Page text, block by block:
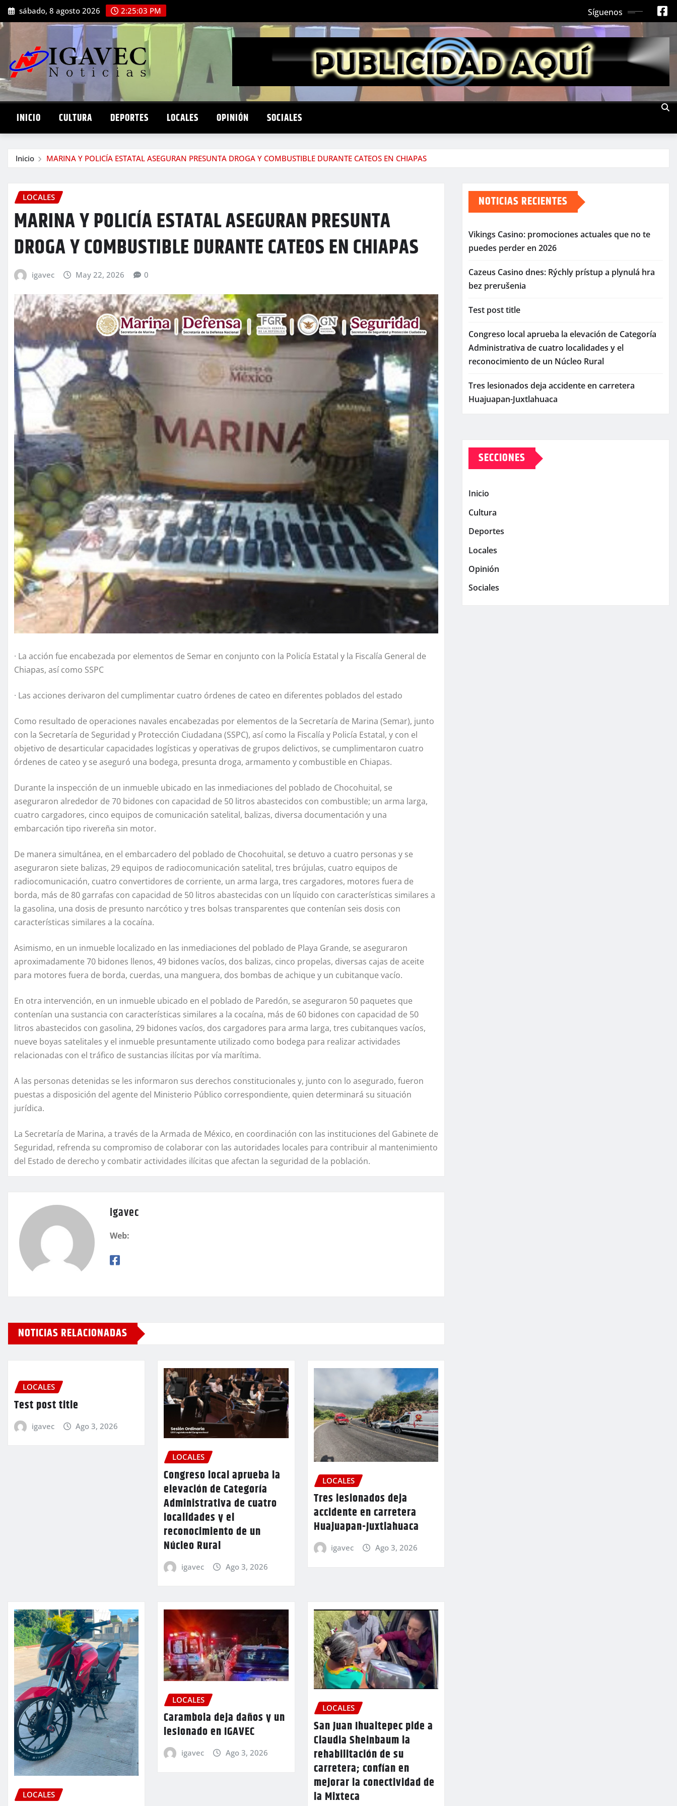
Saltar
al
contenido
sábado, 8 agosto 2026 2:25:05 PM Síguenos
INICIO CULTURA DEPORTES LOCALES OPINIÓN SOCIALES
Inicio MARINA Y POLICÍA ESTATAL ASEGURAN PRESUNTA DROGA Y COMBUSTIBLE DURANTE CATEOS EN CHIAPAS
LOCALES
MARINA Y POLICÍA ESTATAL ASEGURAN PRESUNTA
DROGA Y COMBUSTIBLE DURANTE CATEOS EN CHIAPAS
igavec May 22, 2026 0
· La acción fue encabezada por elementos de Semar en conjunto con la Policía Estatal y la Fiscalía General de
Chiapas, así como SSPC
· Las acciones derivaron del cumplimentar cuatro órdenes de cateo en diferentes poblados del estado
Como resultado de operaciones navales encabezadas por elementos de la Secretaría de Marina (Semar), junto
con la Secretaría de Seguridad y Protección Ciudadana (SSPC), así como la Fiscalía y Policía Estatal, y con el
objetivo de desarticular capacidades logísticas y operativas de grupos delictivos, se cumplimentaron cuatro
órdenes de cateo y se aseguró una bodega, presunta droga, armamento y combustible en Chiapas.
Durante la inspección de un inmueble ubicado en las inmediaciones del poblado de Chocohuital, se
aseguraron alrededor de 70 bidones con capacidad de 50 litros abastecidos con combustible; un arma larga,
cuatro cargadores, cinco equipos de comunicación satelital, balizas, diversa documentación y una
embarcación tipo rivereña sin motor.
De manera simultánea, en el embarcadero del poblado de Chocohuital, se detuvo a cuatro personas y se
aseguraron siete balizas, 29 equipos de radiocomunicación satelital, tres brújulas, cuatro equipos de
radiocomunicación, cuatro convertidores de corriente, un arma larga, tres cargadores, motores fuera de
borda, más de 80 garrafas con capacidad de 50 litros abastecidas con un líquido con características similares a
la gasolina, una dosis de presunto narcótico y tres bolsas transparentes que contenían seis dosis con
características similares a la cocaína.
Asimismo, en un inmueble localizado en las inmediaciones del poblado de Playa Grande, se aseguraron
aproximadamente 70 bidones llenos, 49 bidones vacíos, dos balizas, cinco propelas, diversas cajas de aceite
para motores fuera de borda, cuerdas, una manguera, dos bombas de achique y un cubitanque vacío.
En otra intervención, en un inmueble ubicado en el poblado de Paredón, se aseguraron 50 paquetes que
contenían una sustancia con características similares a la cocaína, más de 60 bidones con capacidad de 50
litros abastecidos con gasolina, 29 bidones vacíos, dos cargadores para arma larga, tres cubitanques vacíos,
nueve boyas satelitales y el inmueble presuntamente utilizado como bodega para realizar actividades
relacionadas con el tráfico de sustancias ilícitas por vía marítima.
A las personas detenidas se les informaron sus derechos constitucionales y, junto con lo asegurado, fueron
puestas a disposición del agente del Ministerio Público correspondiente, quien determinará su situación
jurídica.
La Secretaría de Marina, a través de la Armada de México, en coordinación con las instituciones del Gabinete de
Seguridad, refrenda su compromiso de colaborar con las autoridades locales para contribuir al mantenimiento
del Estado de derecho y combatir actividades ilícitas que afectan la seguridad de la población.
igavec
Web:
NOTICIAS RELACIONADAS
LOCALES
Test post title
igavec Ago 3, 2026
LOCALES
Congreso local aprueba la
elevación de Categoría
Administrativa de cuatro
localidades y el
reconocimiento de un
Núcleo Rural
igavec Ago 3, 2026
LOCALES
Tres lesionados deja
accidente en carretera
Huajuapan-Juxtlahuaca
igavec Ago 3, 2026
LOCALES
LOCALES
Carambola deja daños y un
lesionado en IGAVEC
igavec Ago 3, 2026
LOCALES
San Juan Ihualtepec pide a
Claudia Sheinbaum la
rehabilitación de su
carretera; confían en
mejorar la conectividad de
la Mixteca
NOTICIAS RECIENTES
Vikings Casino: promociones actuales que no te
puedes perder en 2026
Cazeus Casino dnes: Rýchly prístup a plynulá hra
bez prerušenia
Test post title
Congreso local aprueba la elevación de Categoría
Administrativa de cuatro localidades y el
reconocimiento de un Núcleo Rural
Tres lesionados deja accidente en carretera
Huajuapan-Juxtlahuaca
SECCIONES
Inicio
Cultura
Deportes
Locales
Opinión
Sociales